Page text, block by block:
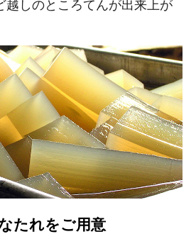
越しのところてんが出来上が
たれをご用意